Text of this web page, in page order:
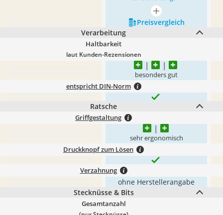
mehr anzeigen
Preis­vergleich
Verarbeitung
Haltbarkeit
laut Kunden-Rezensionen
besonders gut
entspricht DIN-Norm
Ratsche
Griffgestaltung
sehr ergonomisch
Druckknopf zum Lösen
Verzahnung
ohne Herstellerangabe
Stecknüsse & Bits
Gesamtanzahl